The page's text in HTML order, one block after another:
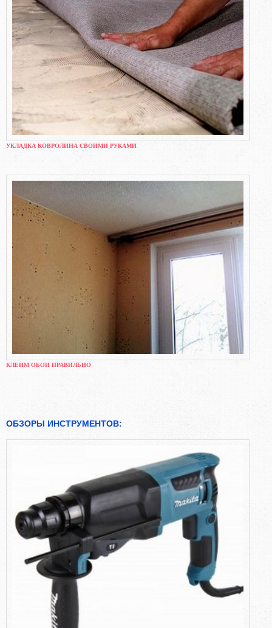
УКЛАДКА КОВРОЛИНА СВОИМИ РУКАМИ
КЛЕИМ ОБОИ ПРАВИЛЬНО
ОБЗОРЫ ИНСТРУМЕНТОВ: